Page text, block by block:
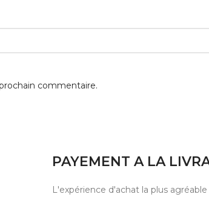
commentaire.
PAYEMENT A LA
L'expérience d'achat la plus